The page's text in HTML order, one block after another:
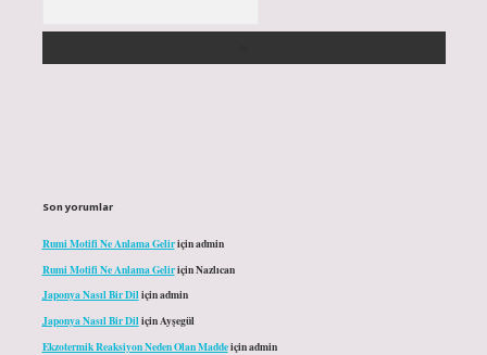
Son yorumlar
Rumi Motifi Ne Anlama Geliriçinadmin
Rumi Motifi Ne Anlama GeliriçinNazlıcan
Japonya Nasıl Bir Diliçinadmin
Japonya Nasıl Bir DiliçinAyşegül
Ekzotermik Reaksiyon Neden Olan Maddeiçinadmin